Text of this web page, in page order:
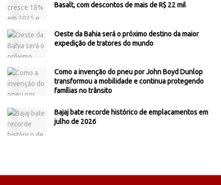
Basalt, com descontos de mais de R$ 22 mil
Oeste da Bahia será o próximo destino da maior
expedição de tratores do mundo
Como a invenção do pneu por John Boyd Dunlop
transformou a mobilidade e continua protegendo
famílias no trânsito
Bajaj bate recorde histórico de emplacamentos em
julho de 2026